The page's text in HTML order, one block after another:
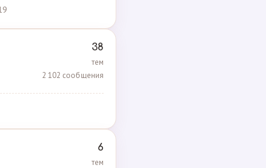
38
тем
2 102 сообщения
6
тем